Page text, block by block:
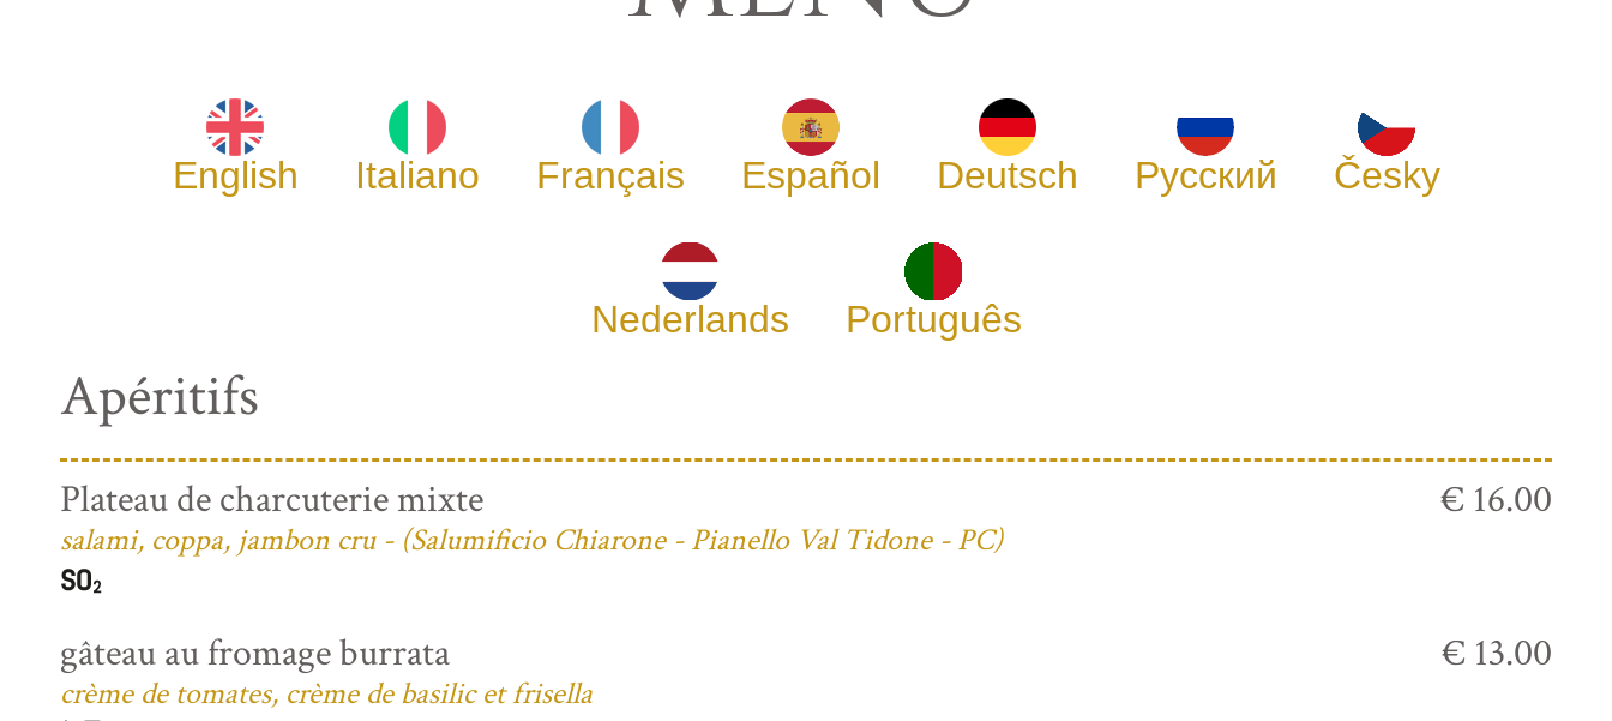
English Italiano Français Español Deutsch Русский Česky
Nederlands Português
Apéritifs
Plateau de charcuterie mixte
salami, coppa, jambon cru - (Salumificio Chiarone - Pianello Val Tidone - PC)
€ 16.00
gâteau au fromage burrata
crème de tomates, crème de basilic et frisella
€ 13.00